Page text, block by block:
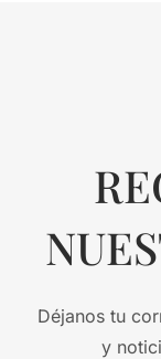
Déjanos tu
y